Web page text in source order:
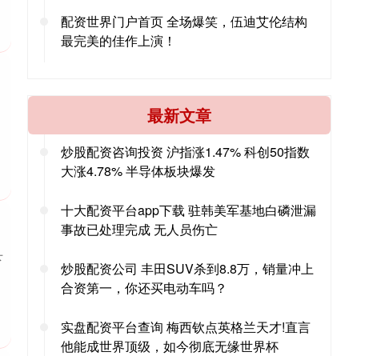
配资世界门户首页 全场爆笑，伍迪艾伦结构
最完美的佳作上演！
最新文章
炒股配资咨询投资 沪指涨1.47% 科创50指数
大涨4.78% 半导体板块爆发
十大配资平台app下载 驻韩美军基地白磷泄漏
事故已处理完成 无人员伤亡
炒股配资公司 丰田SUV杀到8.8万，销量冲上
合资第一，你还买电动车吗？
实盘配资平台查询 梅西钦点英格兰天才!直言
他能成世界顶级，如今彻底无缘世界杯